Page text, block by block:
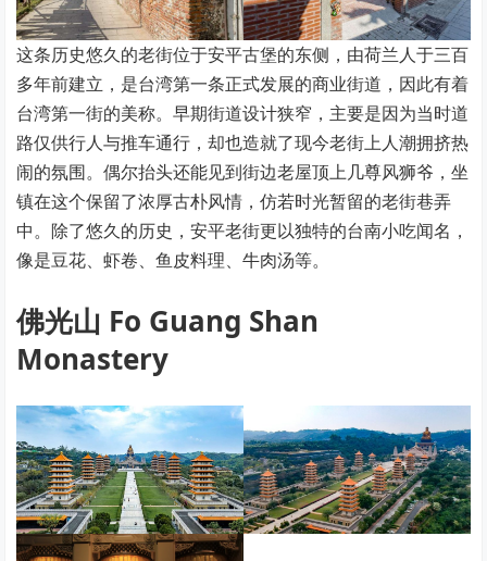
这条历史悠久的老街位于安平古堡的东侧，由荷兰人于三百
多年前建立，是台湾第一条正式发展的商业街道，因此有着
台湾第一街的美称。早期街道设计狭窄，主要是因为当时道
路仅供行人与推车通行，却也造就了现今老街上人潮拥挤热
闹的氛围。偶尔抬头还能见到街边老屋顶上几尊风狮爷，坐
镇在这个保留了浓厚古朴风情，仿若时光暂留的老街巷弄
中。除了悠久的历史，安平老街更以独特的台南小吃闻名，
像是豆花、虾卷、鱼皮料理、牛肉汤等。
佛光山 Fo Guang Shan
Monastery